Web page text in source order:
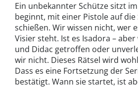
Ein unbekannter Schütze sitzt
beginnt, mit einer Pistole auf die
schießen. Wir wissen nicht, wer
Visier steht. Ist es Isadora –
und Didac getroffen oder
wir nicht. Dieses Rätsel wird
Dass es eine Fortsetzung der
bestätigt. Wann sie startet, ist